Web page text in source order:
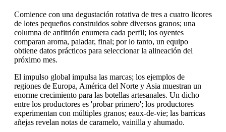
Comience con una degustación rotativa de tres a cuatro licores
de lotes pequeños construidos sobre diversos granos; una
columna de anfitrión enumera cada perfil; los oyentes
comparan aroma, paladar, final; por lo tanto, un equipo
obtiene datos prácticos para seleccionar la alineación del
próximo mes.
El impulso global impulsa las marcas; los ejemplos de
regiones de Europa, América del Norte y Asia muestran un
enorme crecimiento para las botellas artesanales. Un dicho
entre los productores es 'probar primero'; los productores
experimentan con múltiples granos; eaux-de-vie; las barricas
añejas revelan notas de caramelo, vainilla y ahumado.